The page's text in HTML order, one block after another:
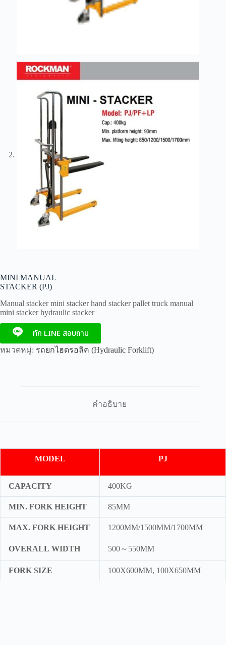
MINI MANUAL
STACKER (PJ)
Manual stacker mini stacker hand stacker pallet truck manual
mini stacker hydraulic stacker
ทัก LINE สอบถาม
หมวดหมู่: รถยกไฮดรอลิค (Hydraulic Forklift)
คำอธิบาย
MODEL PJ
CAPACITY 400KG
MIN. FORK HEIGHT 85MM
MAX. FORK HEIGHT 1200MM/1500MM/1700MM
OVERALL WIDTH 500～550MM
FORK SIZE 100X600MM, 100X650MM